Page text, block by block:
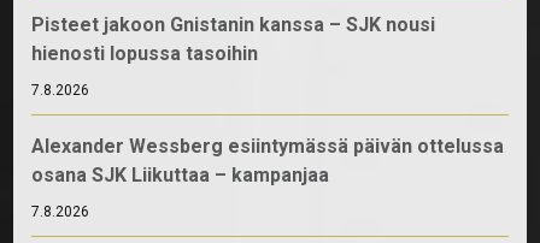
Pisteet jakoon Gnistanin kanssa – SJK nousi
hienosti lopussa tasoihin
7.8.2026
Alexander Wessberg esiintymässä päivän ottelussa
osana SJK Liikuttaa – kampanjaa
7.8.2026